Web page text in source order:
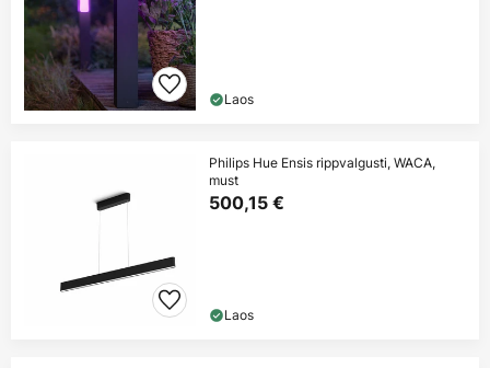
Laos
Philips Hue Ensis rippvalgusti, WACA,
must
500,15 €
Laos